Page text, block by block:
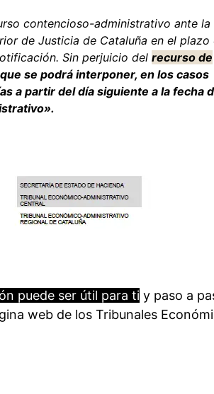
contencioso-administrativo ante la
de Justicia de Cataluña en el plazo
Sin perjuicio del recurso de
se podrá interponer, en los casos
a partir del día siguiente a la fecha
puede ser útil para ti y paso a
web de los Tribunales